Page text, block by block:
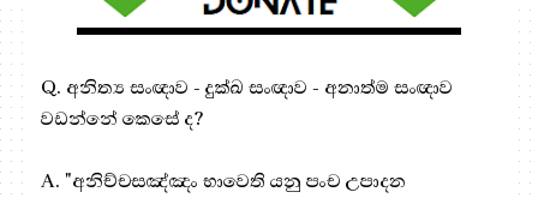
Q. අනිත්‍ය සංඥාව - දුක්ඛ සංඥාව - අනාත්ම සංඥාව
වඩන්නේ කෙසේ ද?
A. "අනිච්චසඤ්ඤං භාවෙති යනු පංච උපාදන